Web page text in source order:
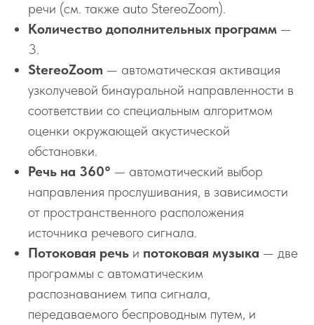
речи (см. также auto StereoZoom).
Количество дополнительных программ —
3.
StereoZoom — автоматическая активация
узколучевой бинауральной направленности в
соответствии со специальным алгоритмом
оценки окружающей акустической
обстановки.
Речь на 360° — автоматический выбор
направления прослушивания, в зависимости
от пространственного расположения
источника речевого сигнала.
Потоковая речь и потоковая музыка — две
программы с автоматическим
распознаванием типа сигнала,
передаваемого беспроводным путем, и